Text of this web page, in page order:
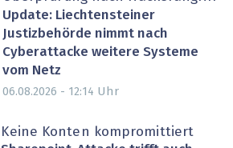
Update: Liechtensteiner
Justizbehörde nimmt nach
Cyberattacke weitere Systeme
vom Netz
06.08.2026 - 12:14 Uhr
Keine Konten kompromittiert